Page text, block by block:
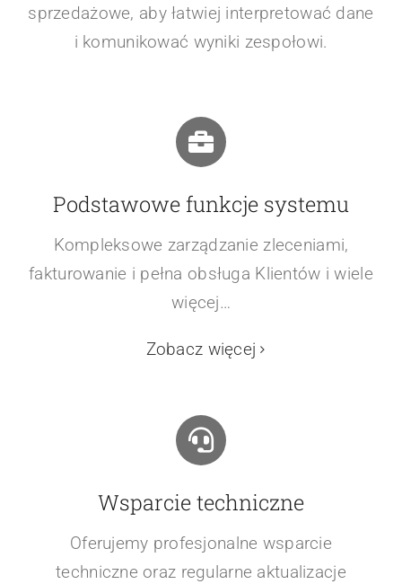
sprzedażowe, aby łatwiej interpretować dane
i komunikować wyniki zespołowi.
Podstawowe funkcje systemu
Kompleksowe zarządzanie zleceniami,
fakturowanie i pełna obsługa Klientów i wiele
więcej…
Zobacz więcej
Wsparcie techniczne
Oferujemy profesjonalne wsparcie
techniczne oraz regularne aktualizacje